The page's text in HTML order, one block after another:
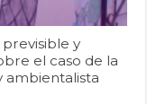
previsible y
el caso de la
ambientalista